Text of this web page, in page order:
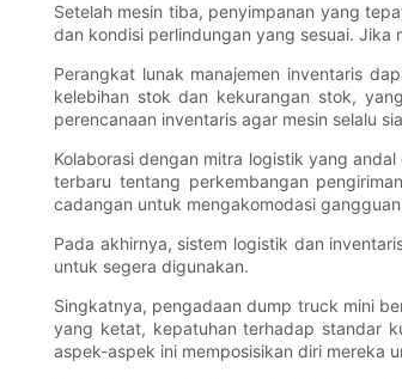
Setelah mesin tiba, penyimpanan yang
dan kondisi perlindungan yang sesuai.
Perangkat lunak manajemen inventaris
kelebihan stok dan kekurangan stok,
perencanaan inventaris agar mesin selalu
Kolaborasi dengan mitra logistik yang
terbaru tentang perkembangan
cadangan untuk mengakomodasi
Pada akhirnya, sistem logistik dan
untuk segera digunakan.
Singkatnya, pengadaan dump truck mini
yang ketat, kepatuhan terhadap standar
aspek-aspek ini memposisikan diri mereka